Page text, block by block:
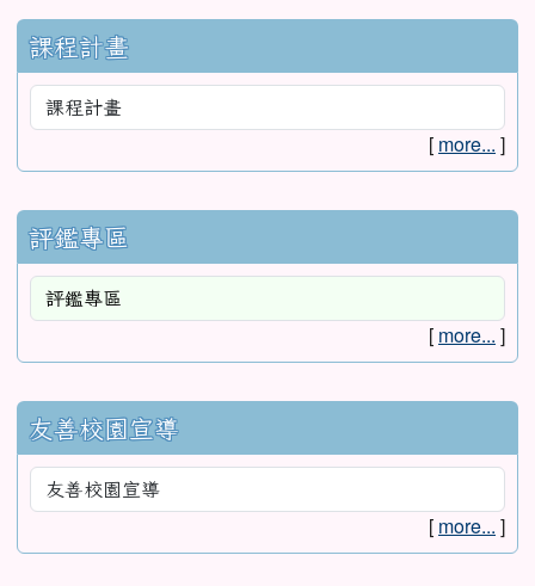
課程計畫
[ more... ]
評鑑專區
[ more... ]
友善校園宣導
[ more... ]